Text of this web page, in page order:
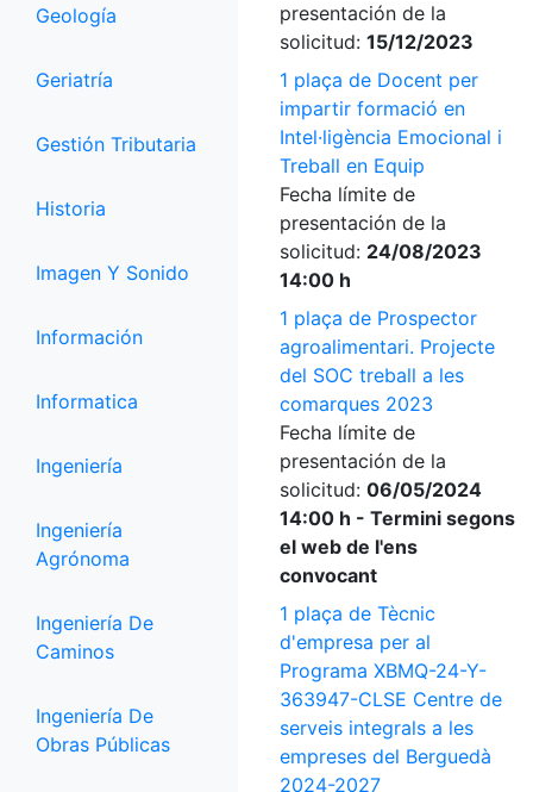
Geología
Geriatría
Gestión Tributaria
Historia
Imagen Y Sonido
Información
Informatica
Ingeniería
Ingeniería
Agrónoma
Ingeniería De
Caminos
Ingeniería De
Obras Públicas
presentación de la
solicitud: 15/12/2023
1 plaça de Docent per
impartir formació en
Intel·ligència Emocional i
Treball en Equip
Fecha límite de
presentación de la
solicitud: 24/08/2023
14:00 h
1 plaça de Prospector
agroalimentari. Projecte
del SOC treball a les
comarques 2023
Fecha límite de
presentación de la
solicitud: 06/05/2024
14:00 h - Termini segons
el web de l'ens
convocant
1 plaça de Tècnic
d'empresa per al
Programa XBMQ-24-Y-
363947-CLSE Centre de
serveis integrals a les
empreses del Berguedà
2024-2027